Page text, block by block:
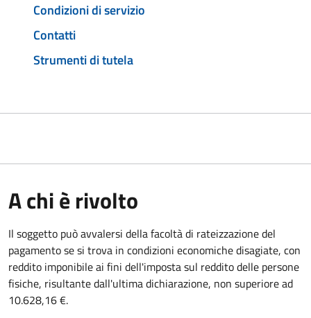
Condizioni di servizio
Contatti
Strumenti di tutela
A chi è rivolto
Il soggetto può avvalersi della facoltà di rateizzazione del
pagamento se si trova in condizioni economiche disagiate, con
reddito imponibile ai fini dell'imposta sul reddito delle persone
fisiche, risultante dall'ultima dichiarazione, non superiore ad
10.628,16 €.